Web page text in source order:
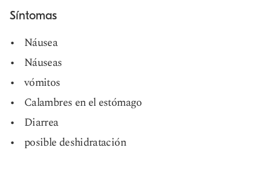
Síntomas
Náusea
Náuseas
vómitos
Calambres en el estómago
Diarrea
posible deshidratación